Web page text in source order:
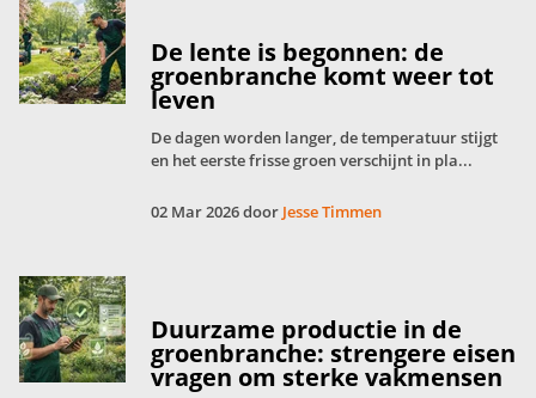
De lente is begonnen: de
groenbranche komt weer tot
leven
De dagen worden langer, de temperatuur stijgt
en het eerste frisse groen verschijnt in pla...
02 Mar 2026 door Jesse Timmen
Duurzame productie in de
groenbranche: strengere eisen
vragen om sterke vakmensen